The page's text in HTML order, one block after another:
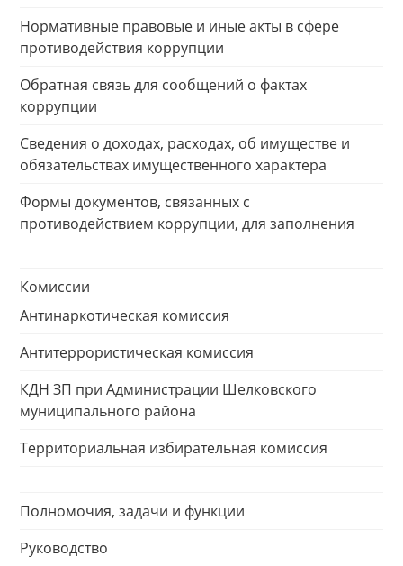
Нормативные правовые и иные акты в сфере
противодействия коррупции
Обратная связь для сообщений о фактах
коррупции
Сведения о доходах, расходах, об имуществе и
обязательствах имущественного характера
Формы документов, связанных с
противодействием коррупции, для заполнения
Комиссии
Антинаркотическая комиссия
Антитеррористическая комиссия
КДН ЗП при Администрации Шелковского
муниципального района
Территориальная избирательная комиссия
Полномочия, задачи и функции
Руководство